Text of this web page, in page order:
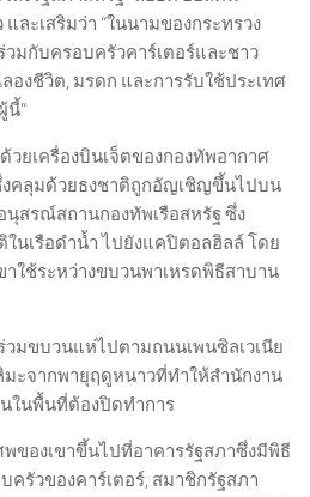
ละเสริมว่า “ในนามของกระทรวง
มกับครอบครัวคาร์เตอร์และชาว
องชีวิต, มรดก และการรับใช้ประเทศ
นี้”
วยเครื่องบินเจ็ตของกองทัพอากาศ
งคลุมด้วยธงชาติถูกอัญเชิญขึ้นไปบน
สรณ์สถานกองทัพเรือสหรัฐ ซึ่ง
ในเรือดำน้ำ ไปยังแคปิตอลฮิลล์ โดย
าใช้ระหว่างขบวนพาเหรดพิธีสาบาน
มขบวนแห่ไปตามถนนเพนซิลเวเนีย
มะจากพายุฤดูหนาวที่ทำให้สำนักงาน
นในพื้นที่ต้องปิดทำการ
ของเขาขึ้นไปที่อาคารรัฐสภาซึ่งมีพิธี
รัวของคาร์เตอร์, สมาชิกรัฐสภา